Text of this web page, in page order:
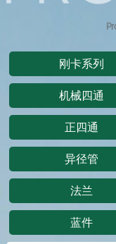
刚卡系列
机械四通
正四通
异径管
法兰
蓝件